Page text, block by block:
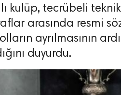
kulüp, tecrübeli
arasında resmi
ayrılmasının
duyurdu.